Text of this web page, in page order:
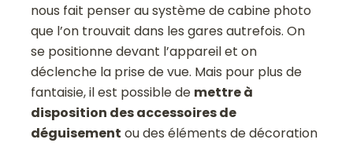
nous fait penser au système de cabine photo
que l’on trouvait dans les gares autrefois. On
se positionne devant l’appareil et on
déclenche la prise de vue. Mais pour plus de
fantaisie, il est possible de mettre à
disposition des accessoires de
déguisement ou des éléments de décoration